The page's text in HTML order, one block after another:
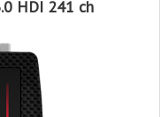
HDI 241 ch